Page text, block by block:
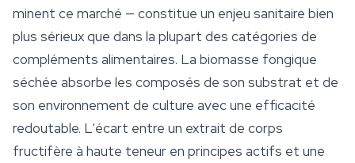
minent ce marché — constitue un enjeu sanitaire bien
plus sérieux que dans la plupart des catégories de
compléments alimentaires. La biomasse fongique
séchée absorbe les composés de son substrat et de
son environnement de culture avec une efficacité
redoutable. L'écart entre un extrait de corps
fructifère à haute teneur en principes actifs et une